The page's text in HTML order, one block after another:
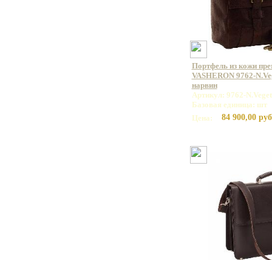
Портфель из кожи
VASHERON 9762-
нарвин
Артикул: 9762-
Базовая единица: шт
Цена:
84 900,00